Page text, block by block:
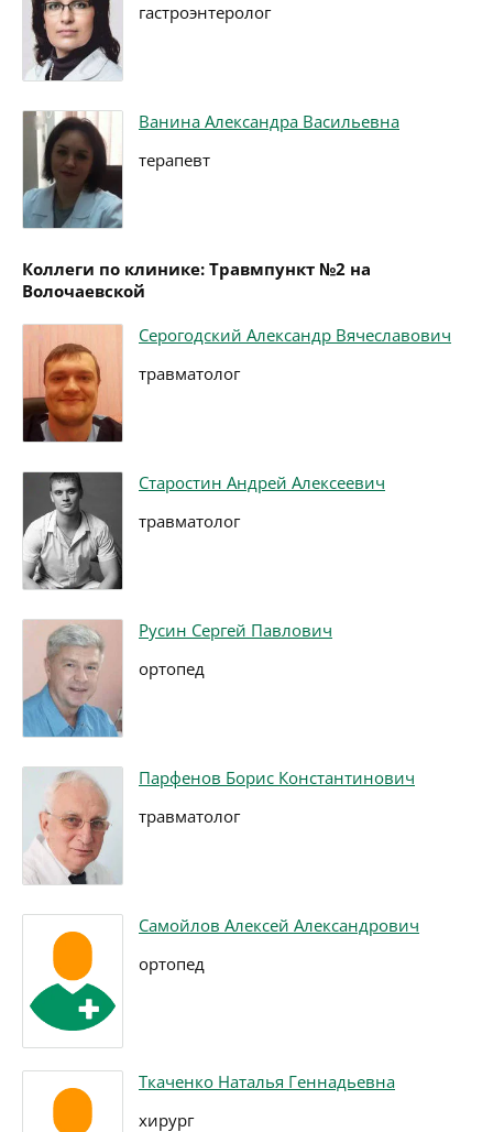
гастроэнтеролог
Ванина Александра Васильевна
терапевт
Коллеги по клинике: Травмпункт №2 на
Волочаевской
Серогодский Александр Вячеславович
травматолог
Старостин Андрей Алексеевич
травматолог
Русин Сергей Павлович
ортопед
Парфенов Борис Константинович
травматолог
Самойлов Алексей Александрович
ортопед
Ткаченко Наталья Геннадьевна
хирург